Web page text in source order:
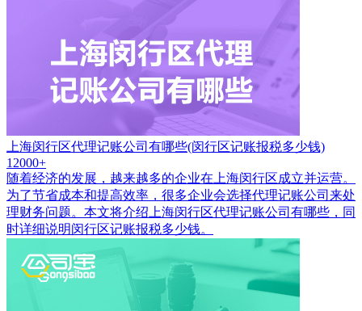
上海闵行区代理记账公司有哪些(闵行区记账报税多少钱)
12000+
随着经济的发展，越来越多的企业在上海闵行区成立并运营。
为了节省成本和提高效率，很多企业会选择代理记账公司来处
理财务问题。本文将介绍上海闵行区代理记账公司有哪些，同
时详细说明闵行区记账报税多少钱。